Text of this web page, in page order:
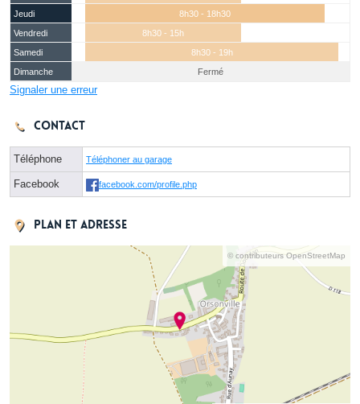
Jeudi
8h30 - 18h30
Vendredi
8h30 - 15h
Samedi
8h30 - 19h
Dimanche
Fermé
Signaler une erreur
Contact
Téléphone Téléphoner au garage
Facebook facebook.com/profile.php
Plan et adresse
© contributeurs OpenStreetMap